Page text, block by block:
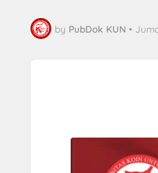
by PubDok KUN •